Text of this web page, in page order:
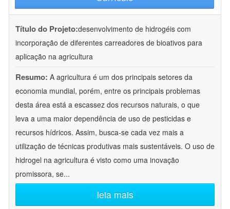
Título do Projeto:desenvolvimento de hidrogéis com
incorporação de diferentes carreadores de bioativos para
aplicação na agricultura
Resumo: A agricultura é um dos principais setores da
economia mundial, porém, entre os principais problemas
desta área está a escassez dos recursos naturais, o que
leva a uma maior dependência de uso de pesticidas e
recursos hídricos. Assim, busca-se cada vez mais a
utilização de técnicas produtivas mais sustentáveis. O uso de
hidrogel na agricultura é visto como uma inovação
promissora, se...
leia mais